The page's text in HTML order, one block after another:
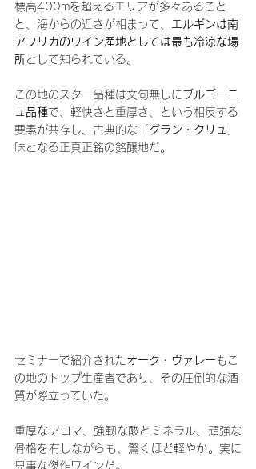
標高400mを超えるエリアが多々あること
と、海からの近さが相まって、
エルギンは南
アフリカのワイン産地としては最も冷涼な場
所として知られている。
この地のスター品種は文句無しにブルゴーニ
ュ品種で、軽快さと重厚さ、という相反する
要素が共存し、古典的な「 グラン・クリュ
味となる正真正銘の銘醸地だ。
セミナーで紹介されたオーク・ヴァレーもこ
の地のトップ生産者であり、その圧倒的な酒
質が際立っていた。
重厚なアロマ、強靭な酸とミネラル、頑強な
骨格を有しながらも、驚くほど軽やか。実に
見事な傑作ワインだ。